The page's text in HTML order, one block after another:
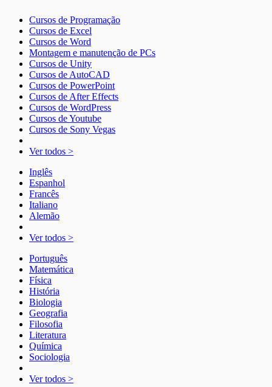
Cursos de Programação
Cursos de Excel
Cursos de Word
Montagem e manutenção de PCs
Cursos de Unity
Cursos de AutoCAD
Cursos de PowerPoint
Cursos de After Effects
Cursos de WordPress
Cursos de Youtube
Cursos de Sony Vegas
Ver todos >
Inglês
Espanhol
Francês
Italiano
Alemão
Ver todos >
Português
Matemática
Física
História
Biologia
Geografia
Filosofia
Literatura
Química
Sociologia
Ver todos >